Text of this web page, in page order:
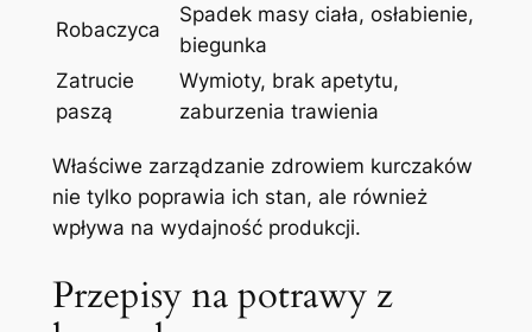
Robaczyca
Spadek masy ciała, osłabienie,
biegunka
Zatrucie
paszą
Wymioty, brak apetytu,
zaburzenia trawienia
Właściwe zarządzanie zdrowiem kurczaków
nie tylko poprawia ich stan, ale również
wpływa na wydajność produkcji.
Przepisy na potrawy z